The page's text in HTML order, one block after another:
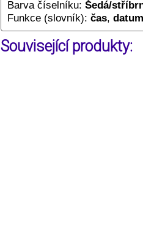
Barva číselníku: Šedá/
Funkce (slovník): čas, datum
Související produkty: